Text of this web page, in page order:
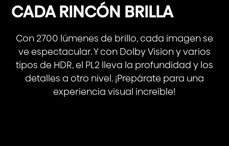
CADA RINCÓN BRILLA
Con 2700 lúmenes de brillo, cada imagen se
ve espectacular. Y con Dolby Vision y varios
tipos de HDR, el PL2 lleva la profundidad y los
detalles a otro nivel. ¡Prepárate para una
experiencia visual increíble!